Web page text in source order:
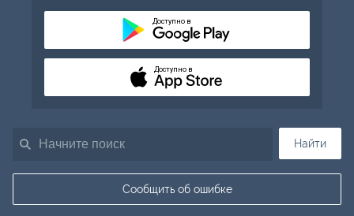
Найти
Сообщить об ошибке
Доступно в
Доступно в